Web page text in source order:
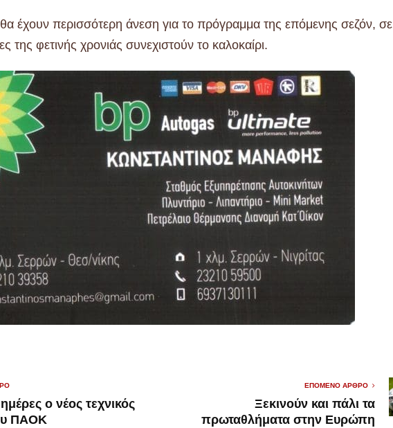
έχουν περισσότερη άνεση για το πρόγραμμα της επόμενης σεζόν, σε
φετινής χρονιάς συνεχιστούν το καλοκαίρι.
ο νέος τεχνικός
ΠΑΟΚ
ΕΠΌΜΕΝΟ ΆΡΘΡΟ
Ξεκινούν και πάλι τα
πρωταθλήματα στην Ευρώπη